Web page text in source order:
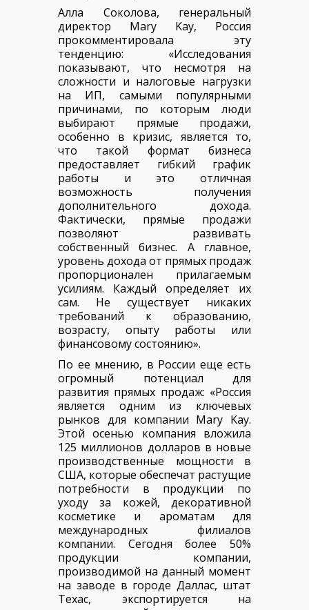
Алла Соколова, генеральный
директор Mary Kay, Россия
прокомментировала эту
тенденцию: «Исследования
показывают, что несмотря на
сложности и налоговые нагрузки
на ИП, самыми популярными
причинами, по которым люди
выбирают прямые продажи,
особенно в кризис, является то,
что такой формат бизнеса
предоставляет гибкий график
работы и это отличная
возможность получения
дополнительного дохода.
Фактически, прямые продажи
позволяют развивать
собственный бизнес. А главное,
уровень дохода от прямых продаж
пропорционален прилагаемым
усилиям. Каждый определяет их
сам. Не существует никаких
требований к образованию,
возрасту, опыту работы или
финансовому состоянию».
По ее мнению, в России еще есть
огромный потенциал для
развития прямых продаж: «Россия
является одним из ключевых
рынков для компании Mary Kay.
Этой осенью компания вложила
125 миллионов долларов в новые
производственные мощности в
США, которые обеспечат растущие
потребности в продукции по
уходу за кожей, декоративной
косметике и ароматам для
международных филиалов
компании. Сегодня более 50%
продукции компании,
производимой на данный момент
на заводе в городе Даллас, штат
Техас, экспортируется на